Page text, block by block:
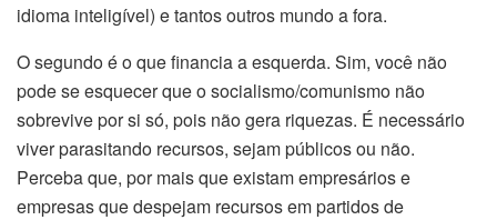
idioma inteligível) e tantos outros mundo a fora.
O segundo é o que financia a esquerda. Sim, você não
pode se esquecer que o socialismo/comunismo não
sobrevive por si só, pois não gera riquezas. É necessário
viver parasitando recursos, sejam públicos ou não.
Perceba que, por mais que existam empresários e
empresas que despejam recursos em partidos de